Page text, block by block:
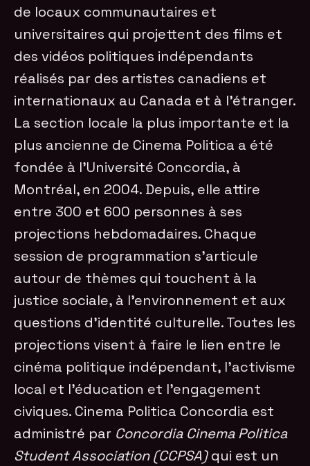
de locaux communautaires et
universitaires qui projettent des films et
des vidéos politiques indépendants
réalisés par des artistes canadiens et
internationaux au Canada et à l’étranger.
La section locale la plus importante et la
plus ancienne de Cinema Politica a été
fondée à l’Université Concordia, à
Montréal, en 2004. Depuis, elle attire
entre 300 et 600 personnes à ses
projections hebdomadaires. Chaque
session de programmation s’articule
autour de thèmes qui touchent à la
justice sociale, à l’environnement et aux
questions d’identité culturelle. Toutes les
projections visent à faire le lien entre le
cinéma politique indépendant, l’activisme
local et l’éducation et l’engagement
civiques. Cinema Politica Concordia est
administré par Concordia Cinema Politica
Student Association (CCPSA)qui est un